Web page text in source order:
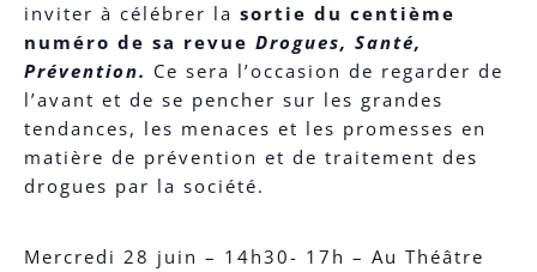
inviter à célébrer la sortie du centième
numéro de sa revue Drogues, Santé,
Prévention. Ce sera l’occasion de regarder de
l’avant et de se pencher sur les grandes
tendances, les menaces et les promesses en
matière de prévention et de traitement des
drogues par la société.
Mercredi 28 juin – 14h30- 17h – Au Théâtre